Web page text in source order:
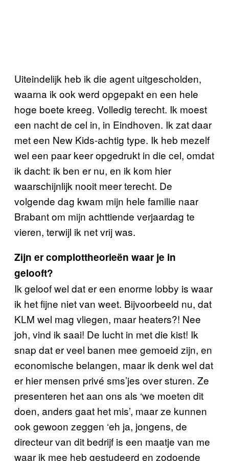
Uiteindelijk heb ik die agent uitgescholden,
waarna ik ook werd opgepakt en een hele
hoge boete kreeg. Volledig terecht. Ik moest
een nacht de cel in, in Eindhoven. Ik zat daar
met een New Kids-achtig type. Ik heb mezelf
wel een paar keer opgedrukt in die cel, omdat
ik dacht: ik ben er nu, en ik kom hier
waarschijnlijk nooit meer terecht. De
volgende dag kwam mijn hele familie naar
Brabant om mijn achttiende verjaardag te
vieren, terwijl ik net vrij was.
Zijn er complottheorieën waar je in
gelooft?
Ik geloof wel dat er een enorme lobby is waar
ik het fijne niet van weet. Bijvoorbeeld nu, dat
KLM wel mag vliegen, maar heaters?! Nee
joh, vind ik saai! De lucht in met die kist! Ik
snap dat er veel banen mee gemoeid zijn, en
economische belangen, maar ik denk wel dat
er hier mensen privé sms’jes over sturen. Ze
presenteren het aan ons als ‘we moeten dit
doen, anders gaat het mis’, maar ze kunnen
ook gewoon zeggen ‘eh ja, jongens, de
directeur van dit bedrijf is een maatje van me
waar ik mee heb gestudeerd en zodoende